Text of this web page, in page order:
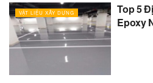
VẬT LIỆU XÂY DỰNG
Top 5
Epoxy